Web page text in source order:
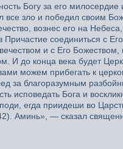
Богу за его милосердие
все зло и победил своим
вознес его на
Причастие соединиться с Его
и с Его Божеством,
И до конца века будет
можем прибегать к
за благоразумным
исповедать Бога и
егда приидеши во
Аминь», — сказал